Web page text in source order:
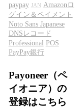
paypay JAN Amazonロ
グイン＆ペイメント
Noto Sans Japanese
DNSレコード
Professional POS
PayPay銀行
Payoneer（ペ
イオニア）の
登録はこちら